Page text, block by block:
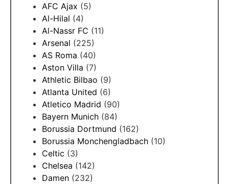
AFC Ajax (5)
Al-Hilal (4)
Al-Nassr FC (11)
Arsenal (225)
AS Roma (40)
Aston Villa (7)
Athletic Bilbao (9)
Atlanta United (6)
Atletico Madrid (90)
Bayern Munich (84)
Borussia Dortmund (162)
Borussia Monchengladbach (10)
Celtic (3)
Chelsea (142)
Damen (232)